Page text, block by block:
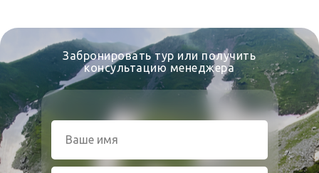
Забронировать тур или получить
консультацию менеджера